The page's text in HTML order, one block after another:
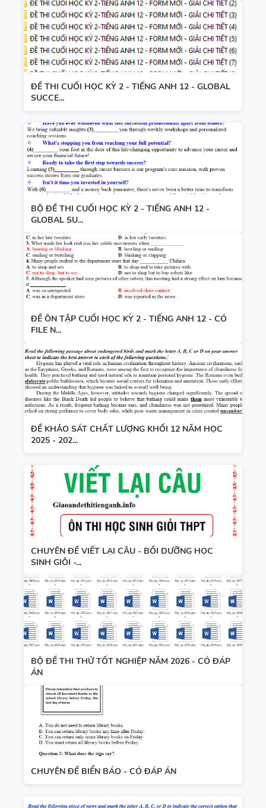
ĐỀ THI CUỐI HỌC KỲ 2 - TIẾNG ANH 12 - GLOBAL
SUCCE...
BỘ ĐỀ THI CUỐI HỌC KỲ 2 - TIẾNG ANH 12 -
GLOBAL SU...
ĐỀ ÔN TẬP CUỐI HỌC KỲ 2 - TIẾNG ANH 12 - CÓ
FILE N...
ĐỀ KHẢO SÁT CHẤT LƯỢNG KHỐI 12 NĂM HỌC
2025 - 202...
CHUYÊN ĐỀ VIẾT LẠI CÂU - BỒI DƯỠNG HỌC
SINH GIỎI -...
BỘ ĐỀ THI THỬ TỐT NGHIỆP NĂM 2026 - CÓ ĐÁP
ÁN
CHUYÊN ĐỀ BIỂN BÁO - CÓ ĐÁP ÁN